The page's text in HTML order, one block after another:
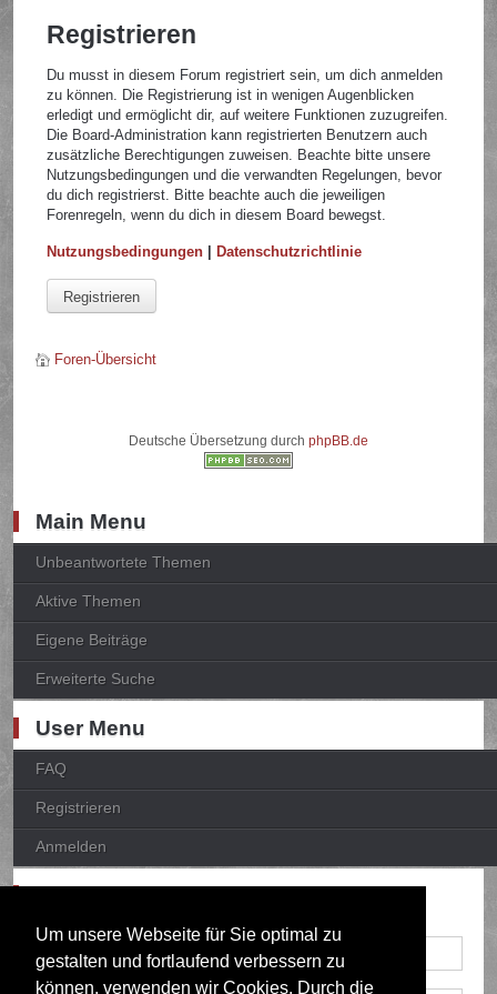
Um unsere Webseite für Sie optimal zu
gestalten und fortlaufend verbessern zu
können, verwenden wir Cookies. Durch die
Registrieren
Du musst in diesem Forum registriert sein, um dich anmelden
zu können. Die Registrierung ist in wenigen Augenblicken
erledigt und ermöglicht dir, auf weitere Funktionen zuzugreifen.
Die Board-Administration kann registrierten Benutzern auch
zusätzliche Berechtigungen zuweisen. Beachte bitte unsere
Nutzungsbedingungen und die verwandten Regelungen, bevor
du dich registrierst. Bitte beachte auch die jeweiligen
Forenregeln, wenn du dich in diesem Board bewegst.
Nutzungsbedingungen |Datenschutzrichtlinie
Registrieren
Foren-Übersicht
Deutsche Übersetzung durch phpBB.de
Main Menu
Unbeantwortete Themen
Aktive Themen
Eigene Beiträge
Erweiterte Suche
User Menu
FAQ
Registrieren
Anmelden